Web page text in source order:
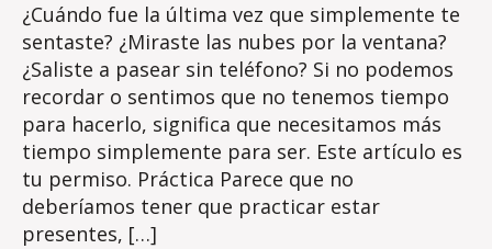
¿Cuándo fue la última vez que simplemente te
sentaste? ¿Miraste las nubes por la ventana?
¿Saliste a pasear sin teléfono? Si no podemos
recordar o sentimos que no tenemos tiempo
para hacerlo, significa que necesitamos más
tiempo simplemente para ser. Este artículo es
tu permiso. Práctica Parece que no
deberíamos tener que practicar estar
presentes, […]